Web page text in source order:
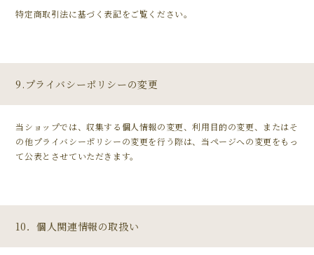
特定商取引法に基づく表記をご覧ください。
9.プライバシーポリシーの変更
当ショップでは、収集する個人情報の変更、利用目的の変更、またはそ
の他プライバシーポリシーの変更を行う際は、当ページへの変更をもっ
て公表とさせていただきます。
10．個人関連情報の取扱い